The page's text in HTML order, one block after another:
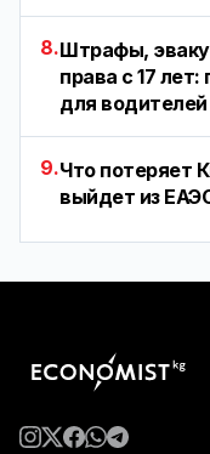
8.Штрафы,
права с 17
для
9.Что потеряет
выйдет из